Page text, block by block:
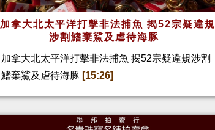
加拿大北太平洋打擊非法捕魚 揭52宗疑違規
涉割鰭棄鯊及虐待海豚
加拿大北太平洋打擊非法捕魚 揭52宗疑違規涉割
鰭棄鯊及虐待海豚 [15:26]